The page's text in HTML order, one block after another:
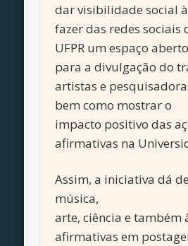
dar visibilidade social
fazer das redes sociais
UFPR um espaço aberto
para a divulgação do
artistas e
bem como mostrar o
impacto positivo das
afirmativas na
Assim, a iniciativa dá
música,
arte, ciência e também
afirmativas em